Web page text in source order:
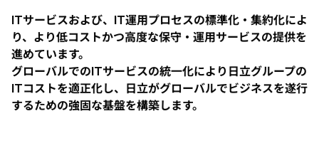
ITサービスおよび、IT運用プロセスの標準化・集約化によ
り、より低コストかつ高度な保守・運用サービスの提供を
進めています。
グローバルでのITサービスの統一化により日立グループの
ITコストを適正化し、日立がグローバルでビジネスを遂行
するための強固な基盤を構築します。